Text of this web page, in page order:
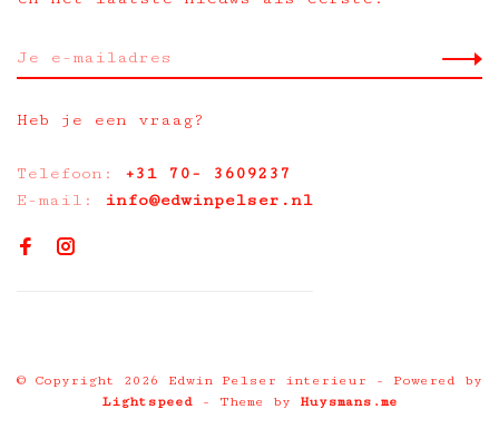
Heb je een vraag?
Telefoon: +31 70- 3609237
E-mail:
info@edwinpelser.nl
© Copyright 2026 Edwin Pelser interieur
- Powered by
Lightspeed- Theme by Huysmans.me